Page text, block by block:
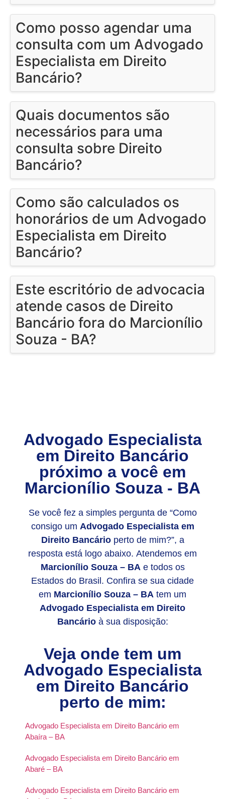
Como posso agendar uma
consulta com um Advogado
Especialista em Direito
Bancário?
Quais documentos são
necessários para uma
consulta sobre Direito
Bancário?
Como são calculados os
honorários de um Advogado
Especialista em Direito
Bancário?
Este escritório de advocacia
atende casos de Direito
Bancário fora do Marcionílio
Souza - BA?
Advogado Especialista
em Direito Bancário
próximo a você em
Marcionílio Souza - BA
Se você fez a simples pergunta de “Como
consigo um Advogado Especialista em
Direito Bancárioperto de mim?”, a
resposta está logo abaixo. Atendemos em
Marcionílio Souza – BAe todos os
Estados do Brasil. Confira se sua cidade
em Marcionílio Souza – BA tem um
Advogado Especialista em Direito
Bancárioà sua disposição:
Veja onde tem um
Advogado Especialista
em Direito Bancário
perto de mim:
Advogado Especialista em Direito Bancário em
Abaíra – BA
Advogado Especialista em Direito Bancário em
Abaré – BA
Advogado Especialista em Direito Bancário em